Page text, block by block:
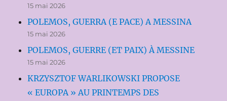
15 mai 2026
POLEMOS, GUERRA (E PACE) A MESSINA
15 mai 2026
POLEMOS, GUERRE (ET PAIX) À MESSINE
15 mai 2026
KRZYSZTOF WARLIKOWSKI PROPOSE
« EUROPA » AU PRINTEMPS DES